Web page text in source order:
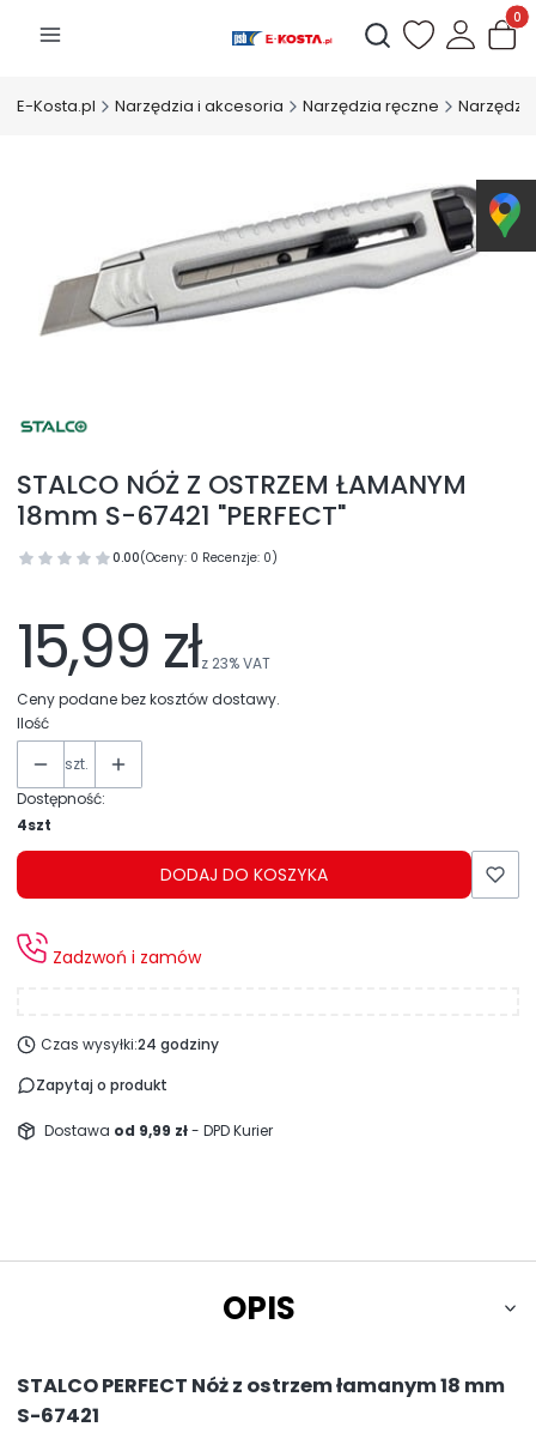
Otwórz wyszukiwarkę
E-Kosta.pl Narzędzia i akcesoria Narzędzia ręczne
STALCO NÓŻ Z OSTRZEM ŁAMANYM
18mm S-67421 "PERFECT"
0.00(Oceny: 0 Recenzje: 0)
15,99 złz 23%VAT
Ceny podane bez kosztów dostawy.
Ilość
szt.
Dostępność:
4szt
DODAJ DO KOSZYKA
Zadzwoń i zamów
Czas wysyłki:24 godziny
Zapytaj o produkt
Dostawa od 9,99 zł- DPD Kurier
OPIS
STALCO PERFECT Nóż z ostrzem łamanym 18 mm
S-67421